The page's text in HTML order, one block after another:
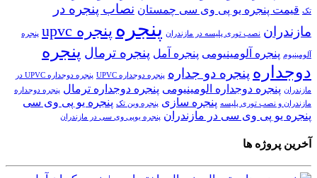
تک قیمت پنجره یو پی وی سی چمستان نصاب پنجره در
مازندران نصب توری پلیسه در مازندران پنجره پنجره upvc پنجره
آلومینیوم پنجره آلومینیومی پنجره آمل پنجره ترمال پنجره
دوجداره پنجره دو جداره پنجره دوجداره UPVC
پنجره دوجداره UPVC در
مازندران پنجره دوجداره الومینیومی پنجره دوجداره ترمال پنجره دوجداره
مازندران و نصب توری پلیسه پنجره سازی پنجره وین تک پنجره یو پی وی سی
پنجره یو پی وی سی در مازندران پنجره یوپی وی سی در مازندران
آخرین پروژه ها